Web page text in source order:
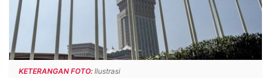
PRIVACY
POLICY
BERITA
WARGA
INFORMASI
IKLAN
KIRIM
TULISAN
PENGADUAN TERM
KETERANGAN FOTO: Ilustrasi